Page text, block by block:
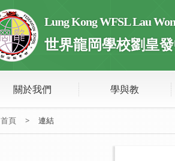
Lung Kong WFSL Lau
世界龍岡學校劉皇
關於我們 學與教
首頁 > 連結